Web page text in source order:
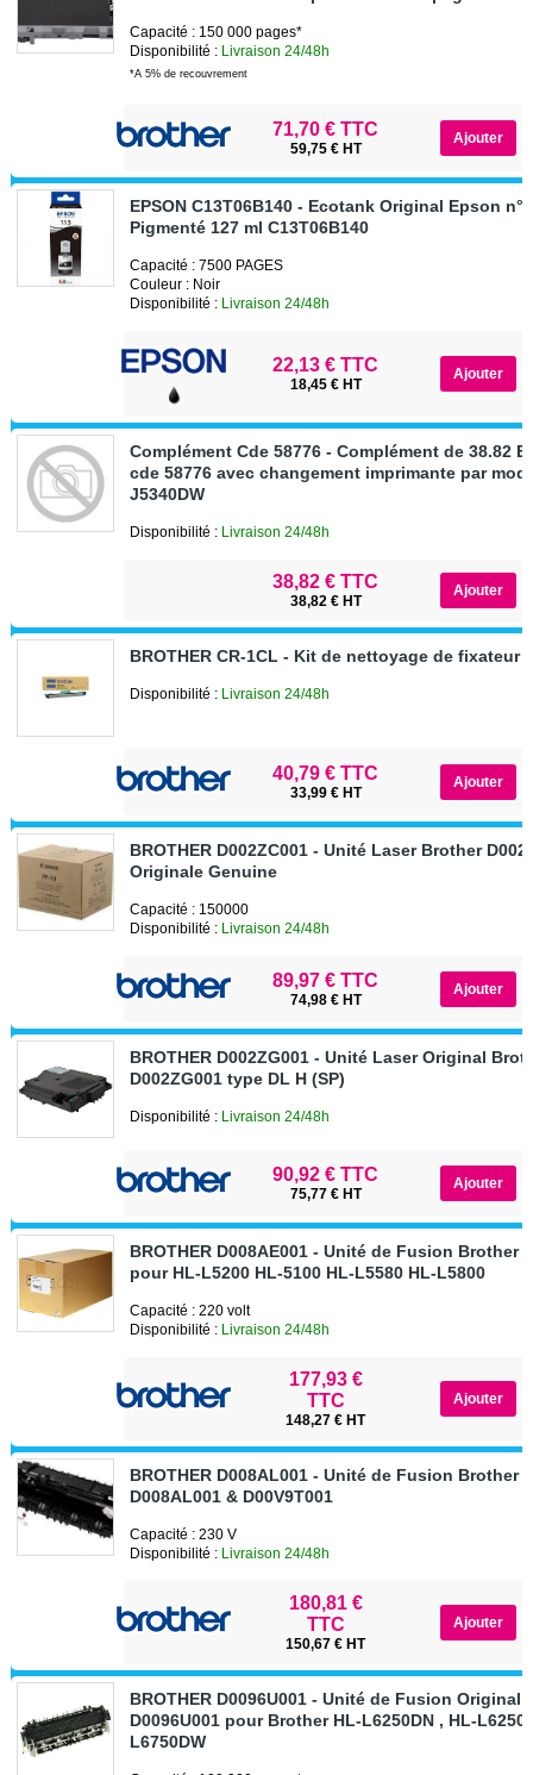
Capacité : 150 000 pages*
Disponibilité : Livraison 24/48h
*A 5% de recouvrement
71,70 € TTC
59,75 € HT
EPSON C13T06B140 - Ecotank Original Epson n°
Pigmenté 127 ml C13T06B140
Capacité : 7500 PAGES
Couleur : Noir
Disponibilité : Livraison 24/48h
22,13 € TTC
18,45 € HT
Complément Cde 58776 - Complément de 38.82
cde 58776 avec changement imprimante par
J5340DW
Disponibilité : Livraison 24/48h
38,82 € TTC
38,82 € HT
BROTHER CR-1CL - Kit de nettoyage de fixateur
Disponibilité : Livraison 24/48h
40,79 € TTC
33,99 € HT
BROTHER D002ZC001 - Unité Laser Brother
Originale Genuine
Capacité : 150000
Disponibilité : Livraison 24/48h
89,97 € TTC
74,98 € HT
BROTHER D002ZG001 - Unité Laser Original
D002ZG001 type DL H (SP)
Disponibilité : Livraison 24/48h
90,92 € TTC
75,77 € HT
BROTHER D008AE001 - Unité de Fusion Brother
pour HL-L5200 HL-5100 HL-L5580 HL-L5800
Capacité : 220 volt
Disponibilité : Livraison 24/48h
177,93 €
TTC
148,27 € HT
BROTHER D008AL001 - Unité de Fusion Brother
D008AL001 & D00V9T001
Capacité : 230 V
Disponibilité : Livraison 24/48h
180,81 €
TTC
150,67 € HT
BROTHER D0096U001 - Unité de Fusion Original
D0096U001 pour Brother HL-L6250DN , HL-
L6750DW